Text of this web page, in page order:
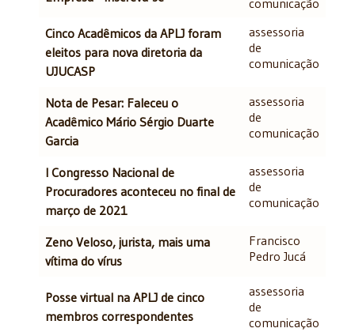
comunicação
Cinco Acadêmicos da APLJ foram
eleitos para nova diretoria da
UJUCASP
assessoria
de
comunicação
Nota de Pesar: Faleceu o
Acadêmico Mário Sérgio Duarte
Garcia
assessoria
de
comunicação
I Congresso Nacional de
Procuradores aconteceu no final de
março de 2021
assessoria
de
comunicação
Zeno Veloso, jurista, mais uma
vítima do vírus
Francisco
Pedro Jucá
Posse virtual na APLJ de cinco
membros correspondentes
assessoria
de
comunicação